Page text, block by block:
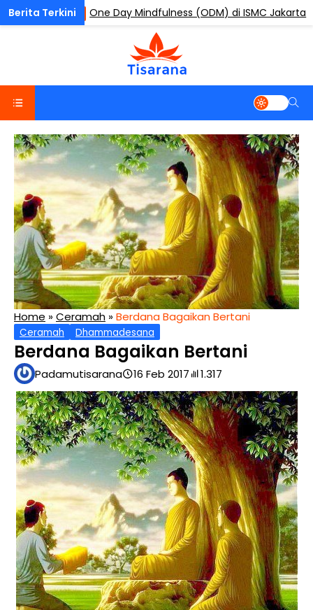
AGENDA One Day Mindfulness (ODM) di ISMC Jakarta
Home »Ceramah »Berdana Bagaikan Bertani
Ceramah Dhammadesana
Berdana Bagaikan Bertani
Padamutisarana 16 Feb 2017 1.317